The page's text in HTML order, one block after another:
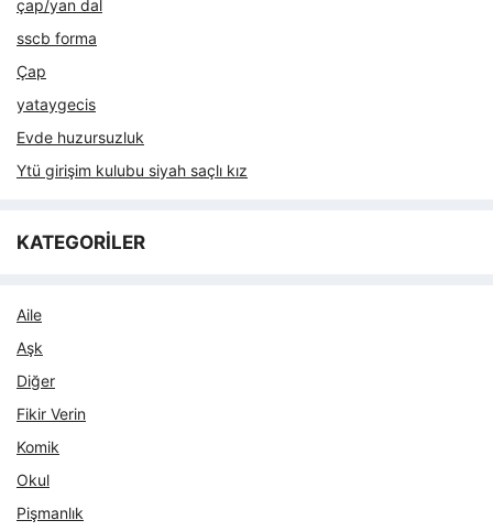
çap/yan dal
sscb forma
Çap
yataygecis
Evde huzursuzluk
Ytü girişim kulubu siyah saçlı kız
KATEGORİLER
Aile
Aşk
Diğer
Fikir Verin
Komik
Okul
Pişmanlık